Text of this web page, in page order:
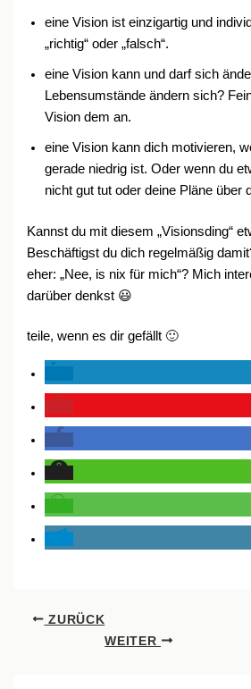
eine Vision ist einzigartig und
„richtig“ oder „falsch“.
eine Vision kann und darf sich
Lebensumstände ändern sich?
Vision dem an.
eine Vision kann dich motivieren,
gerade niedrig ist. Oder wenn du
nicht gut tut oder deine Pläne über
Kannst du mit diesem „Visionsding“
Beschäftigst du dich regelmäßig
eher: „Nee, is nix für mich“? Mich
darüber denkst 😃
teile, wenn es dir gefällt 🙂
ZURÜCK
WEITER